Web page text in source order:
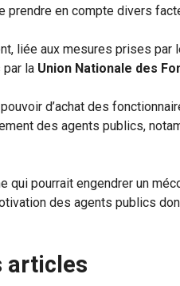
prendre en compte divers
liée aux mesures prises par
la Union Nationale des
d’achat des
des agents publics,
qui pourrait engendrer un
des agents publics
articles